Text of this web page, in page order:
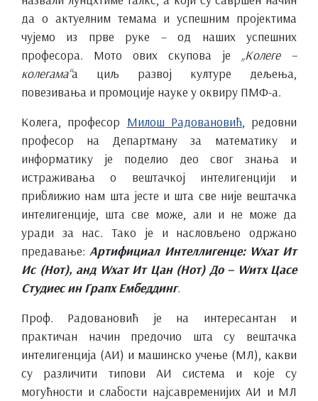
да о актуелним темама и успешним пројектима
чујемо из прве руке – од наших успешних
професора. Мото ових скупова је „Колеге –
колегама“а циљ развој културе дељења,
повезивања и промоције науке у оквиру ПМФ-а.
Колега, професор Милош Радовановић , редовни
професор на Департману за математику и
информатику је поделио део свог знања и
истраживања о вештачкој интелигенцији и
приближио нам шта јесте и шта све није вештачка
интелигенције, шта све може, али и не може да
уради за нас. Тако је и насловљено одржано
предавање: Артифициал Интеллигенце: Wхат Ит
Ис (Нот), анд Wхат Ит Цан (Нот) До – Wитх Цасе
Студиес ин Грапх Ембеддинг.
Проф. Радовановић је на интересантан и
практичан начин предочио шта су вештачка
интелигенција (АИ) и машинско учење (МЛ), какви
су различити типови АИ система и које су
могућности и слабости најсавременијих АИ и МЛ